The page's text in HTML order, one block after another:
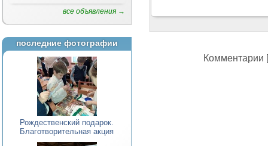
все объявления →
последние фотографии
Рождественский подарок.
Благотворительная акция
Комментарии